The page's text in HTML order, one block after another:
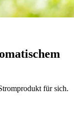
für sich.